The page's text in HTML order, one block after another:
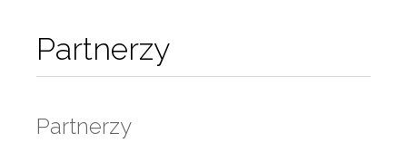
Partnerzy
Partnerzy